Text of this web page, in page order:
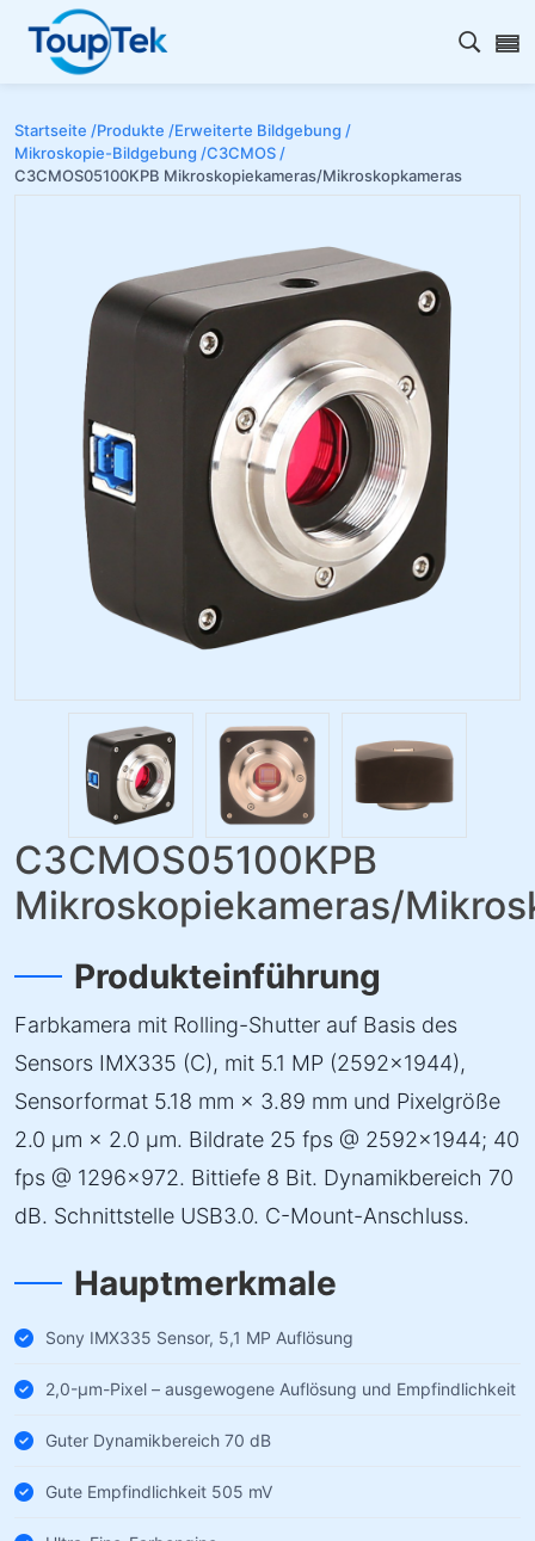
Open
Startseite /Produkte /Erweiterte Bildgebung /
Mikroskopie-Bildgebung /C3CMOS /
C3CMOS05100KPB Mikroskopiekameras/Mikroskopkameras
C3CMOS05100KPB
Mikroskopiekameras/
Produkteinführung
Farbkamera mit Rolling-Shutter auf Basis des
Sensors IMX335 (C), mit 5.1 MP (2592×1944),
Sensorformat 5.18 mm × 3.89 mm und Pixelgröße
2.0 µm × 2.0 µm. Bildrate 25 fps @ 2592×1944; 40
fps @ 1296×972. Bittiefe 8 Bit. Dynamikbereich 70
dB. Schnittstelle USB3.0. C-Mount-Anschluss.
Hauptmerkmale
Sony IMX335 Sensor, 5,1 MP Auflösung
2,0-µm-Pixel – ausgewogene Auflösung und Empfindlichkeit
Guter Dynamikbereich 70 dB
Gute Empfindlichkeit 505 mV